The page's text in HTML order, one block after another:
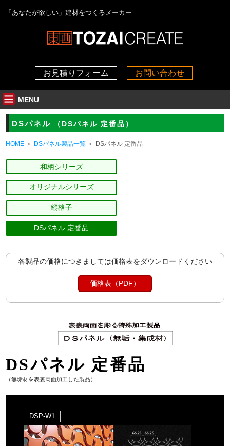
「あなたが欲しい」建材をつくるメーカー
お見積りフォーム お問い合わせ
MENU
DSパネル （DSパネル 定番品）
HOME DSパネル製品一覧 DSパネル 定番品
和柄シリーズ
オリジナルシリーズ
縦格子
DSパネル 定番品
各製品の価格につきましては価格表をダウンロードください
価格表（PDF）
DSパネル 定番品
（無垢材を表裏両面加工した製品）
DSP-W1